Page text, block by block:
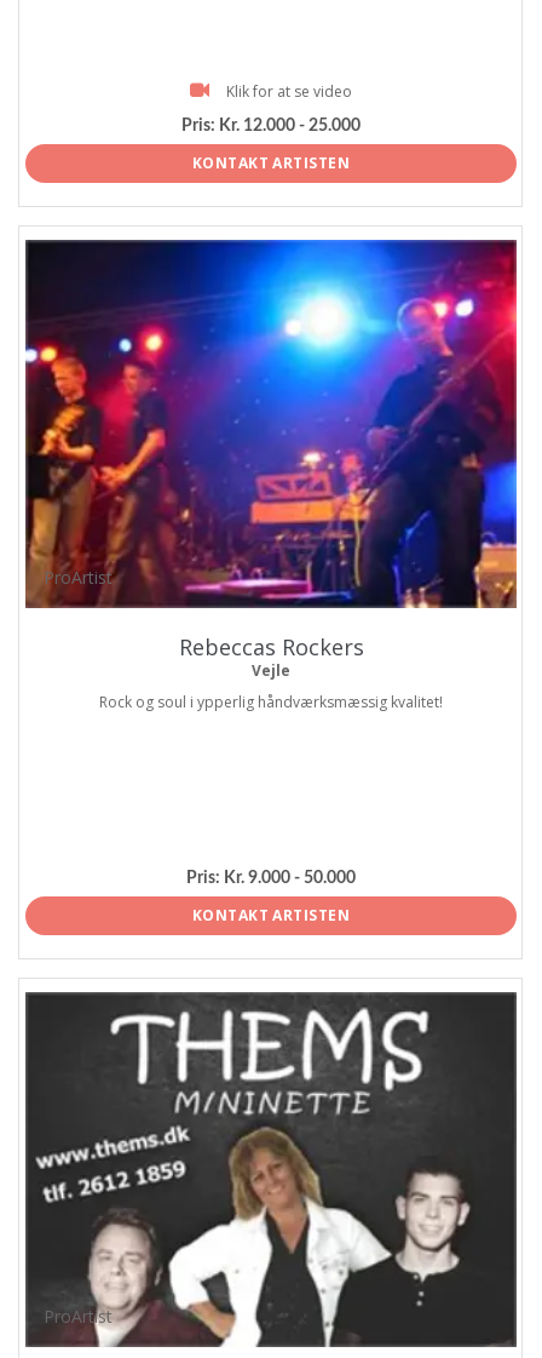
Klik for at se video
Pris: Kr. 12.000 - 25.000
KONTAKT ARTISTEN
ProArtist
Rebeccas Rockers
Vejle
Rock og soul i ypperlig håndværksmæssig kvalitet!
Pris: Kr. 9.000 - 50.000
KONTAKT ARTISTEN
ProArtist